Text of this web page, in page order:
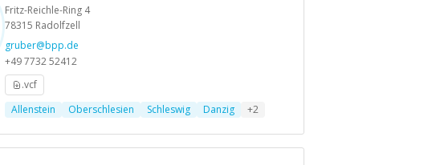
Fritz-Reichle-Ring 4
78315 Radolfzell
gruber@bpp.de
+49 7732 52412
.vcf
Allenstein
Oberschlesien Schleswig Danzig +2